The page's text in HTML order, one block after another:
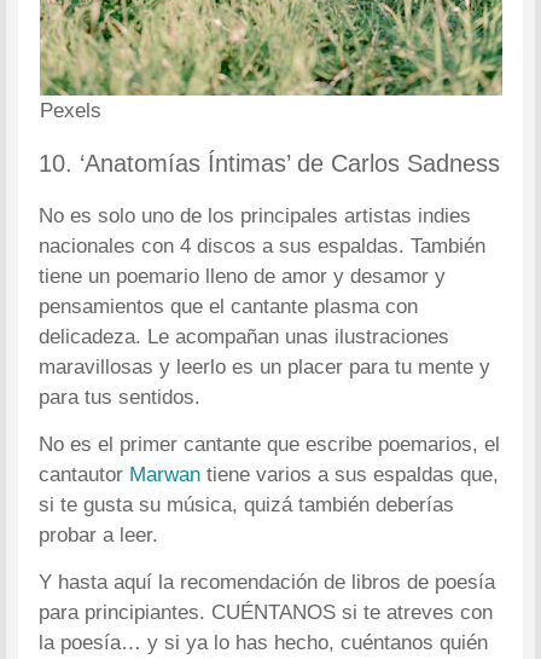
Pexels
10. ‘Anatomías Íntimas’ de Carlos Sadness
No es solo uno de los principales artistas indies
nacionales con 4 discos a sus espaldas. También
tiene un poemario lleno de amor y desamor y
pensamientos que el cantante plasma con
delicadeza. Le acompañan unas ilustraciones
maravillosas y leerlo es un placer para tu mente y
para tus sentidos.
No es el primer cantante que escribe poemarios, el
cantautor Marwan tiene varios a sus espaldas que,
si te gusta su música, quizá también deberías
probar a leer.
Y hasta aquí la recomendación de libros de poesía
para principiantes. CUÉNTANOS si te atreves con
la poesía… y si ya lo has hecho, cuéntanos quién